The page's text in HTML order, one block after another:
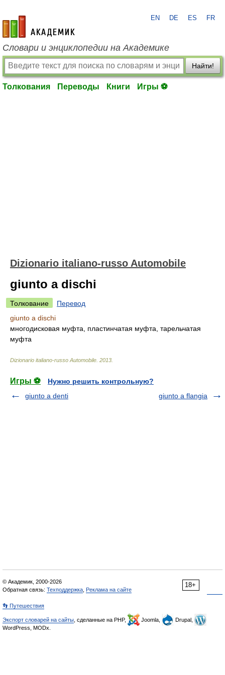
academic.ru
EN DE ES FR
Словари и энциклопедии на Академике
Найти!
Толкования Переводы Книги Игры ⚽
Dizionario italiano-russo Automobile
giunto a dischi
Толкование
Перевод
giunto a dischi
многодисковая муфта, пластинчатая муфта, тарельчатая
муфта
Dizionario italiano-russo Automobile 2013
Игры ⚽
Нужно решить контрольную?
giunto a denti
giunto a flangia
18+
© Академик, 2000-2026
Обратная связь: Техподдержка Реклама на сайте
👣 Путешествия
Экспорт словарей на сайты , сделанные на PHP, Joomla,
Drupal,
WordPress, MODx.